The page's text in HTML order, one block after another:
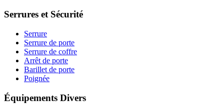
Serrures et Sécurité
Serrure
Serrure de porte
Serrure de coffre
Arrêt de porte
Barillet de porte
Poignée
Équipements Divers